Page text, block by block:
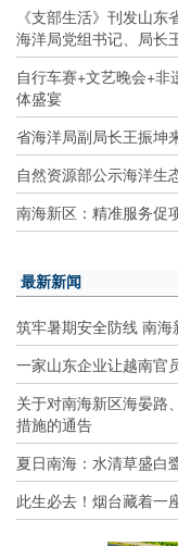
《支部生活》刊发山
海洋局党组书记、局长
自行车赛+文艺晚会+
体盛宴
省海洋局副局长王振坤
自然资源部公示海洋生
南海新区：精准服务促
最新新闻
筑牢暑期安全防线 南
一家山东企业让越南官
关于对南海新区海晏路
措施的通告
夏日南海：水清草盛白
此生必去！烟台藏着一